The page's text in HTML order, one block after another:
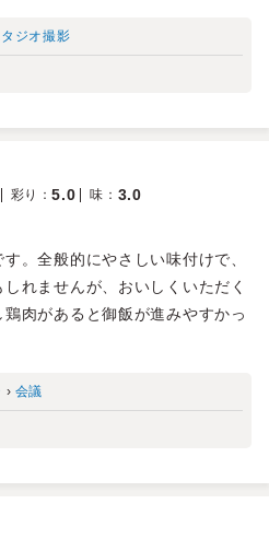
タジオ撮影
彩り ：5.0 味 ： 3.0
。全般的にやさしい味付けで、
れませんが、おいしくいただく
肉があると御飯が進みやすかっ
› 会議